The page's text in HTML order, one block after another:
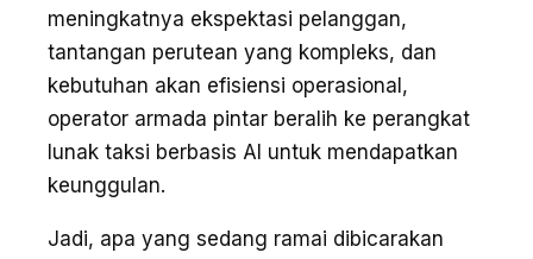
meningkatnya ekspektasi pelanggan,
tantangan perutean yang kompleks, dan
kebutuhan akan efisiensi operasional,
operator armada pintar beralih ke perangkat
lunak taksi berbasis AI untuk mendapatkan
keunggulan.
Jadi, apa yang sedang ramai dibicarakan